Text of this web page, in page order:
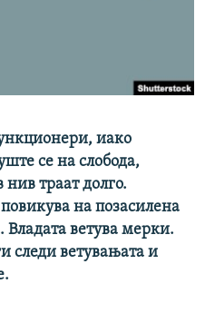
иако
се на слобода,
нив траат долго.
на позасилена
Владата ветува мерки.
следи ветувањата и